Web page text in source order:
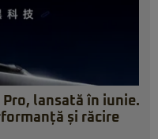
Pro, lansată în iunie.
și răcire